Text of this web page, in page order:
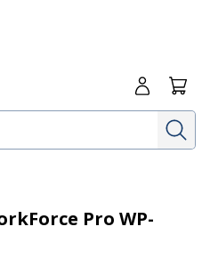
Iniciar
Pro WP-